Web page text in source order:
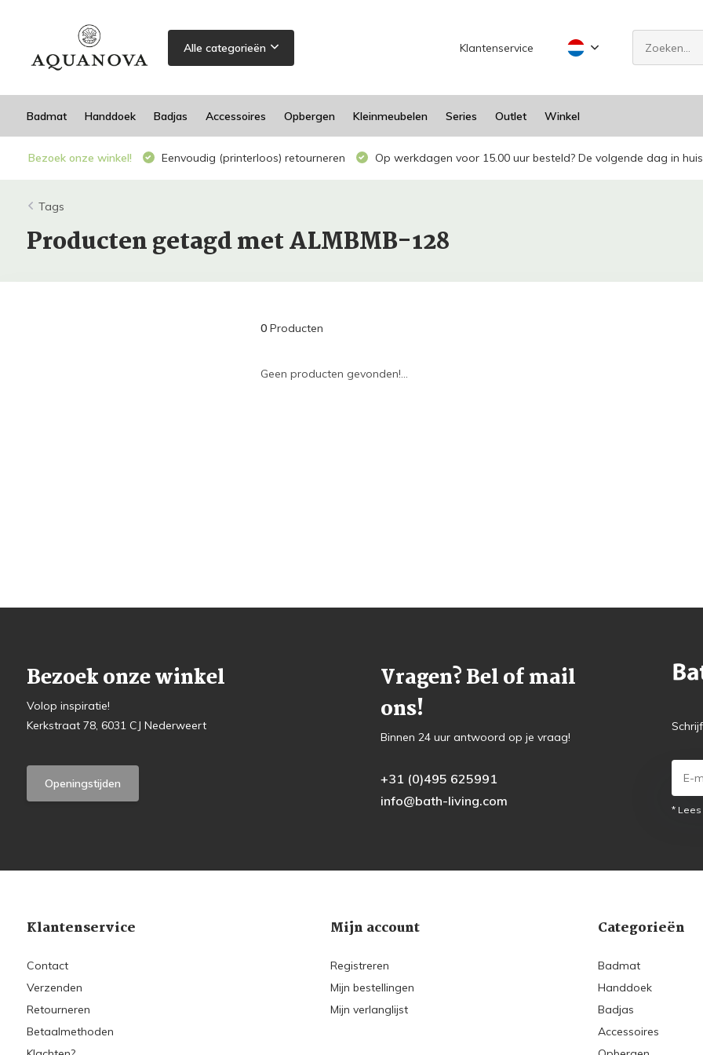
Alle categorieën Klantenservice
Badmat Handdoek Badjas Accessoires Opbergen Kleinmeubelen Series Outlet Winkel
Bezoek onze winkel! Eenvoudig (printerloos) retourneren Op werkdagen voor 15.00 uur besteld? De volgende dag in
Tags
Producten getagd met ALMBMB-128
0Producten
Geen producten gevonden!...
Bezoek onze winkel
Volop inspiratie!
Kerkstraat 78, 6031 CJ Nederweert
Openingstijden
Vragen? Bel of mail
ons!
Binnen 24 uur antwoord op je vraag!
+31 (0)495 625991
info@bath-living.com
*
Klantenservice
Contact
Verzenden
Retourneren
Betaalmethoden
Mijn account
Registreren
Mijn bestellingen
Mijn verlanglijst
Categorieën
Badmat
Handdoek
Badjas
Accessoires